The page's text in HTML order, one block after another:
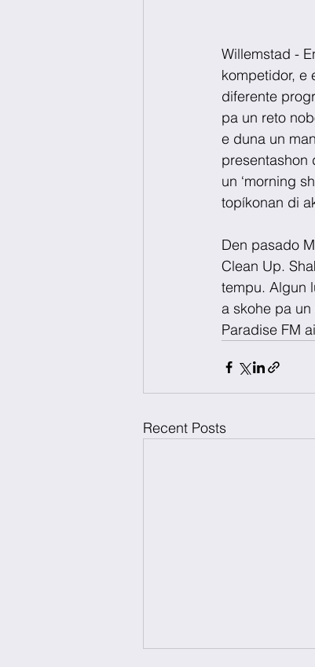
Willemstad -
kompetidor, e
diferente
pa un reto
e duna un
presentashon
un ‘morning
topíkonan di
Den pasado
Clean Up.
tempu. Algun
a skohe pa
Paradise FM
Recent Posts